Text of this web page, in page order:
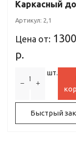
Каркасный
Артикул: 2,1
Цена от:
р.
шт.
Быстрый